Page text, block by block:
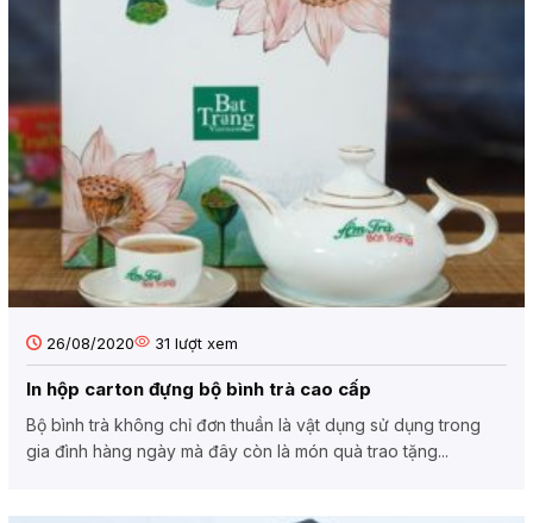
26/08/2020 31 lượt xem
In hộp carton đựng bộ bình trà cao cấp
Bộ bình trà không chỉ đơn thuần là vật dụng sử dụng trong
gia đình hàng ngày mà đây còn là món quà trao tặng...